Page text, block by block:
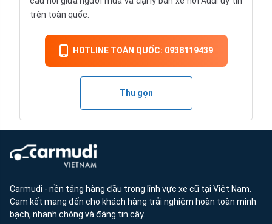
trên toàn quốc.
HOTLINE TOÀN QUỐC: 0938119439
Thu gọn
Carmudi - nền tảng hàng đầu trong lĩnh vực xe cũ tại Việt Nam.
Cam kết mang đến cho khách hàng trải nghiệm hoàn toàn minh
bạch, nhanh chóng và đáng tin cậy.